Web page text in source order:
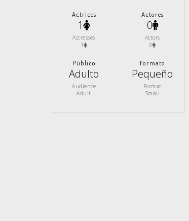
Actrices
1
Actresses
1
Actores
0
Actors
0
Público
Adulto
Audience
Adult
Formato
Pequeño
Format
Small